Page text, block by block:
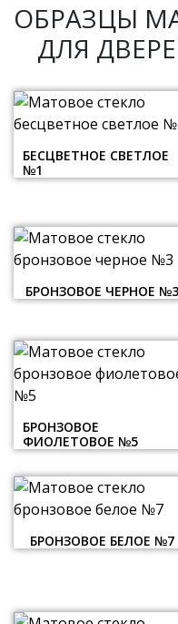
ОБРАЗЦЫ
ДЛЯ
БЕСЦВЕТНОЕ СВЕТЛОЕ
№1
БРОНЗОВОЕ ЧЕРНОЕ №3
БРОНЗОВОЕ
ФИОЛЕТОВОЕ №5
БРОНЗОВОЕ БЕЛОЕ №7